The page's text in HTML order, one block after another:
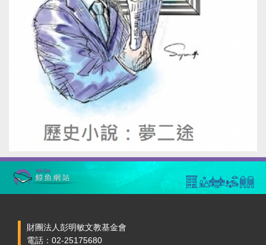
財團法人彭明敏文教基金會
電話：02-25175680